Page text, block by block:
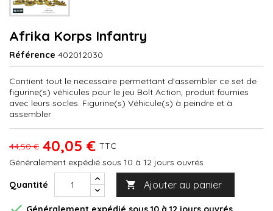
Afrika Korps Infantry
Référence 402012030
Contient tout le necessaire permettant d'assembler ce set de
figurine(s) véhicules pour le jeu Bolt Action, produit fournies
avec leurs socles. Figurine(s) Véhicule(s) à peindre et à
assembler
44,50 € 40,05 € TTC
Généralement expédié sous 10 à 12 jours ouvrés
Quantité  Ajouter au panier